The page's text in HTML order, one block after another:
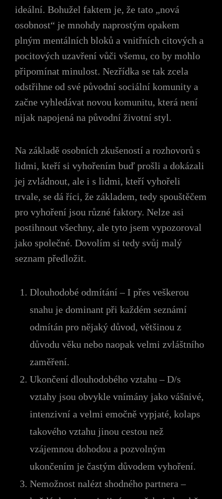
ideální. Bohužel faktem je, že tato „nová
osobnost“ je mnohdy naprostým opakem
plným mentálních bloků a vnitřních citových a
pocitových uzavření vůči všemu, co by mohlo
připomínat minulost. Nezřídka se tak zcela
odstřihne od své původní sociální komunity a
začne vyhledávat novou komunitu, která není
nijak napojená na původní životní styl.
Na základě osobních zkušeností a rozhovorů s
lidmi, kteří si vyhořením buď prošli a dokázali
jej zvládnout, ale i s lidmi, kteří vyhořeli
trvale, se dá říci, že základem, tedy spouštěčem
pro vyhoření jsou různé faktory. Nelze asi
postihnout všechny, ale tyto jsem vypozoroval
jako společné. Dovolím si tedy svůj malý
seznam předložit.
Dlouhodobé odmítání – I přes veškerou
snahu je dominant při každém seznámí
odmítán pro nějaký důvod, většinou z
důvodu věku nebo naopak velmi zvláštního
zaměření.
Ukončení dlouhodobého vztahu – D/s
vztahy jsou obvykle vnímány jako vášnivé,
intenzivní a velmi emočně vypjaté, kolaps
takového vztahu jinou cestou než
vzájemnou dohodou a pozvolným
ukončením je častým důvodem vyhoření.
Nemožnost nalézt shodného partnera –